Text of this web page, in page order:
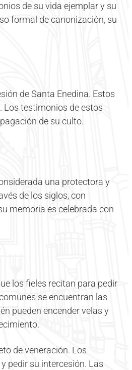
de su vida ejemplar y su
formal de canonización, su
de Santa Enedina. Estos
Los testimonios de estos
de su culto.
una protectora y
de los siglos, con
memoria es celebrada con
los fieles recitan para pedir
se encuentran las
pueden encender velas y
de veneración. Los
pedir su intercesión. Las